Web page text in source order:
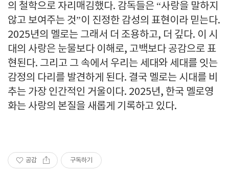
의 철학으로 자리매김했다. 감독들은 “사랑을 말하지
않고 보여주는 것”이 진정한 감성의 표현이라 믿는다.
2025년의 멜로는 그래서 더 조용하고, 더 깊다. 이 시
대의 사랑은 눈물보다 이해로, 고백보다 공감으로 표
현된다. 그리고 그 속에서 우리는 세대와 세대를 잇는
감정의 다리를 발견하게 된다. 결국 멜로는 시대를 비
추는 가장 인간적인 거울이다. 2025년, 한국 멜로영
화는 사랑의 본질을 새롭게 기록하고 있다.
공감 구독하기